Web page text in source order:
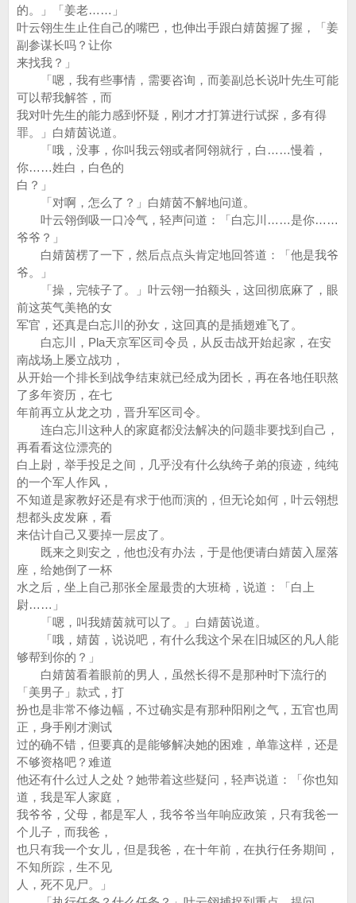
的。」「姜老……」
叶云翎生生止住自己的嘴巴，也伸出手跟白婧茵握了握，「姜
副参谋长吗？让你
来找我？」
「嗯，我有些事情，需要咨询，而姜副总长说叶先生可能
可以帮我解答，而
我对叶先生的能力感到怀疑，刚才才打算进行试探，多有得
罪。」白婧茵说道。
「哦，没事，你叫我云翎或者阿翎就行，白……慢着，
你……姓白，白色的
白？」
「对啊，怎么了？」白婧茵不解地问道。
叶云翎倒吸一口冷气，轻声问道：「白忘川……是你……
爷爷？」
白婧茵楞了一下，然后点点头肯定地回答道：「他是我爷
爷。」
「操，完犊子了。」叶云翎一拍额头，这回彻底麻了，眼
前这英气美艳的女
军官，还真是白忘川的孙女，这回真的是插翅难飞了。
白忘川，Pla天京军区司令员，从反击战开始起家，在安
南战场上屡立战功，
从开始一个排长到战争结束就已经成为团长，再在各地任职熬
了多年资历，在七
年前再立从龙之功，晋升军区司令。
连白忘川这种人的家庭都没法解决的问题非要找到自己，
再看看这位漂亮的
白上尉，举手投足之间，几乎没有什么纨绔子弟的痕迹，纯纯
的一个军人作风，
不知道是家教好还是有求于他而演的，但无论如何，叶云翎想
想都头皮发麻，看
来估计自己又要掉一层皮了。
既来之则安之，他也没有办法，于是他便请白婧茵入屋落
座，给她倒了一杯
水之后，坐上自己那张全屋最贵的大班椅，说道：「白上
尉……」
「嗯，叫我婧茵就可以了。」白婧茵说道。
「哦，婧茵，说说吧，有什么我这个呆在旧城区的凡人能
够帮到你的？」
白婧茵看着眼前的男人，虽然长得不是那种时下流行的
「美男子」款式，打
扮也是非常不修边幅，不过确实是有那种阳刚之气，五官也周
正，身手刚才测试
过的确不错，但要真的是能够解决她的困难，单靠这样，还是
不够资格吧？难道
他还有什么过人之处？她带着这些疑问，轻声说道：「你也知
道，我是军人家庭，
我爷爷，父母，都是军人，我爷爷当年响应政策，只有我爸一
个儿子，而我爸，
也只有我一个女儿，但是我爸，在十年前，在执行任务期间，
不知所踪，生不见
人，死不见尸。」